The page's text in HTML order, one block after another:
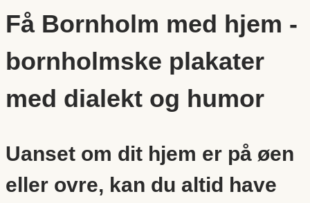
Få Bornholm med hjem -
bornholmske plakater
med dialekt og humor
Uanset om dit hjem er på øen
eller ovre, kan du altid have